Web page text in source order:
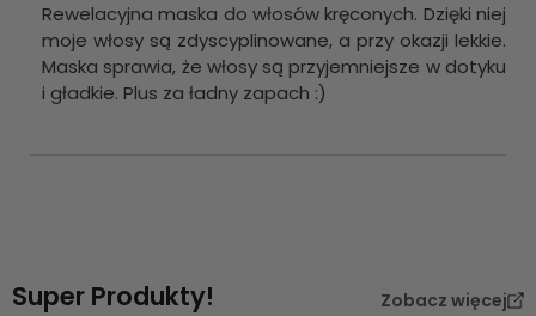
Rewelacyjna maska do włosów kręconych. Dzięki niej
moje włosy są zdyscyplinowane, a przy okazji lekkie.
Maska sprawia, że włosy są przyjemniejsze w dotyku
i gładkie. Plus za ładny zapach :)
Super Produkty! Zobacz więcej